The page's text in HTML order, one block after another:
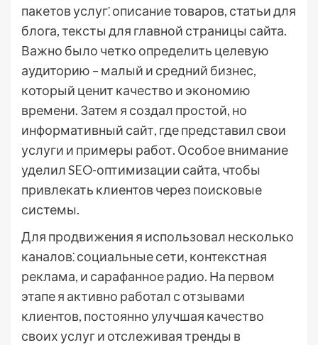
пакетов услуг⁚ описание товаров, статьи для
блога, тексты для главной страницы сайта.
Важно было четко определить целевую
аудиторию – малый и средний бизнес,
который ценит качество и экономию
времени. Затем я создал простой, но
информативный сайт, где представил свои
услуги и примеры работ. Особое внимание
уделил SEO-оптимизации сайта, чтобы
привлекать клиентов через поисковые
системы.
Для продвижения я использовал несколько
каналов⁚ социальные сети, контекстная
реклама, и сарафанное радио. На первом
этапе я активно работал с отзывами
клиентов, постоянно улучшая качество
своих услуг и отслеживая тренды в